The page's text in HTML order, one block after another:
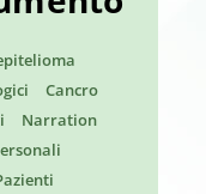
Cancro
Narration